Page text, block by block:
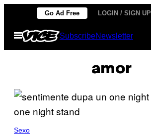
contenido
Go Ad Free LOGIN / SIGN UP
Abrir
Menú
SubscribeNewsletter
amor
Sexo